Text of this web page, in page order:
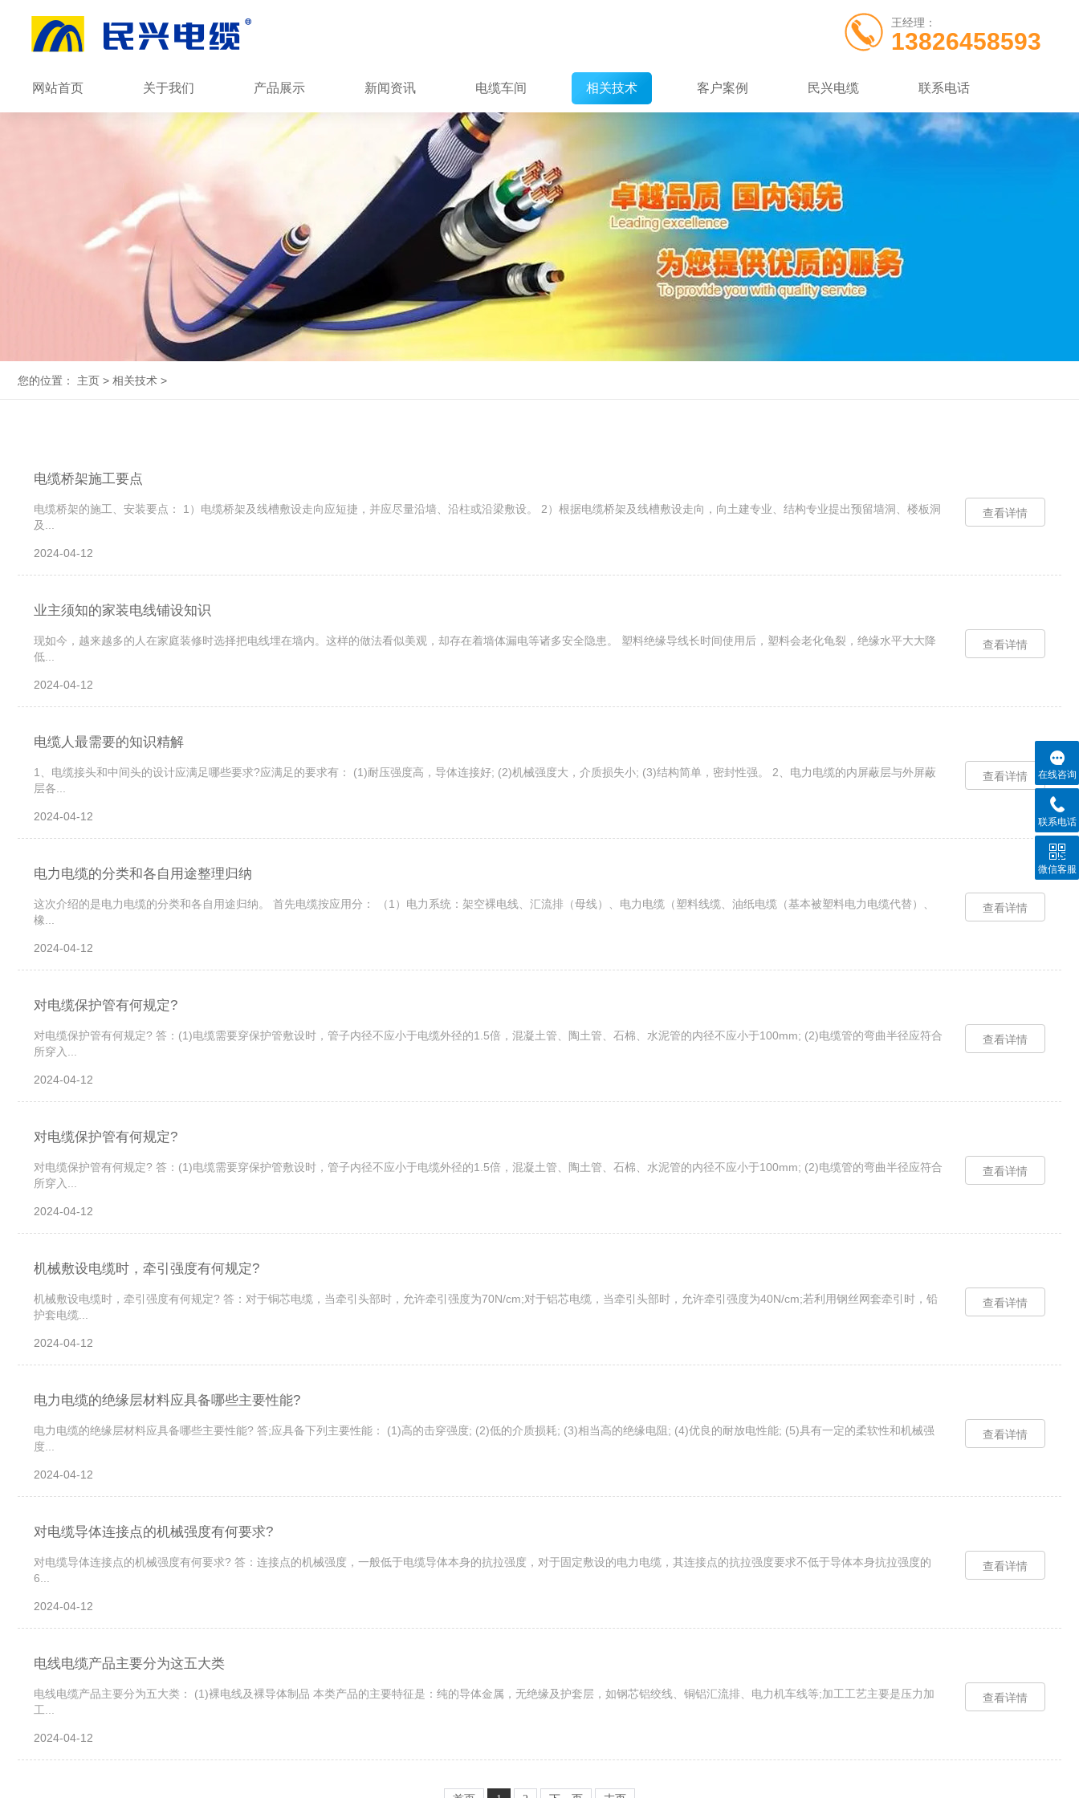
王经理：
13826458593
网站首页 关于我们 产品展示 新闻资讯 电缆车间 相关技术 客户案例 民兴电缆 联系电话
您的位置： 主页 > 相关技术 >
电缆桥架施工要点
电缆桥架的施工、安装要点： 1）电缆桥架及线槽敷设走向应短捷，并应尽量沿墙、沿柱或沿梁敷设。 2）根据电缆桥架及线槽敷设走向，向土建专业、结构专业提出预留墙洞、楼板洞
及...
2024-04-12
查看详情
业主须知的家装电线铺设知识
现如今，越来越多的人在家庭装修时选择把电线埋在墙内。这样的做法看似美观，却存在着墙体漏电等诸多安全隐患。 塑料绝缘导线长时间使用后，塑料会老化龟裂，绝缘水平大大降
低...
2024-04-12
查看详情
电缆人最需要的知识精解
1、电缆接头和中间头的设计应满足哪些要求?应满足的要求有： (1)耐压强度高，导体连接好; (2)机械强度大，介质损失小; (3)结构简单，密封性强。 2、电力电缆的内屏蔽层与外屏蔽
层各...
2024-04-12
查看详情
电力电缆的分类和各自用途整理归纳
这次介绍的是电力电缆的分类和各自用途归纳。 首先电缆按应用分： （1）电力系统：架空裸电线、汇流排（母线）、电力电缆（塑料线缆、油纸电缆（基本被塑料电力电缆代替）、
橡...
2024-04-12
查看详情
对电缆保护管有何规定?
对电缆保护管有何规定? 答：(1)电缆需要穿保护管敷设时，管子内径不应小于电缆外径的1.5倍，混凝土管、陶土管、石棉、水泥管的内径不应小于100mm; (2)电缆管的弯曲半径应符合
所穿入...
2024-04-12
查看详情
对电缆保护管有何规定?
对电缆保护管有何规定? 答：(1)电缆需要穿保护管敷设时，管子内径不应小于电缆外径的1.5倍，混凝土管、陶土管、石棉、水泥管的内径不应小于100mm; (2)电缆管的弯曲半径应符合
所穿入...
2024-04-12
查看详情
机械敷设电缆时，牵引强度有何规定?
机械敷设电缆时，牵引强度有何规定? 答：对于铜芯电缆，当牵引头部时，允许牵引强度为70N/cm;对于铝芯电缆，当牵引头部时，允许牵引强度为40N/cm;若利用钢丝网套牵引时，铅
护套电缆...
2024-04-12
查看详情
电力电缆的绝缘层材料应具备哪些主要性能?
电力电缆的绝缘层材料应具备哪些主要性能? 答;应具备下列主要性能： (1)高的击穿强度; (2)低的介质损耗; (3)相当高的绝缘电阻; (4)优良的耐放电性能; (5)具有一定的柔软性和机械强
度...
2024-04-12
查看详情
对电缆导体连接点的机械强度有何要求?
对电缆导体连接点的机械强度有何要求? 答：连接点的机械强度，一般低于电缆导体本身的抗拉强度，对于固定敷设的电力电缆，其连接点的抗拉强度要求不低于导体本身抗拉强度的
6...
2024-04-12
查看详情
电线电缆产品主要分为这五大类
电线电缆产品主要分为五大类： (1)裸电线及裸导体制品 本类产品的主要特征是：纯的导体金属，无绝缘及护套层，如钢芯铝绞线、铜铝汇流排、电力机车线等;加工工艺主要是压力加
工...
2024-04-12
查看详情
在线咨询
联系电话
微信客服